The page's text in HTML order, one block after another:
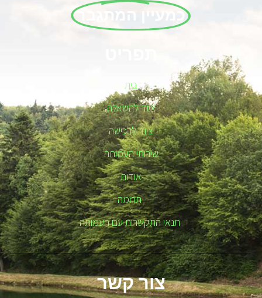
כמעיין המתגבר
בית
ציוד להשאלה
ציוד לרכישה
שירותי העמותה
אודות
תרומה
תנאי התקשרות עם העמותה
צור קשר